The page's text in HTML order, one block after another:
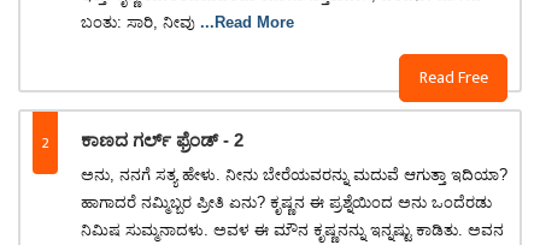
Read Free
ಬಂತು: ಸಾರಿ, ನೀವು ...Read More
2 ಕಾಣದ ಗರ್ಲ್ ಫ್ರೆಂಡ್ - 2
ಅನು, ನನಗೆ ಸತ್ಯ ಹೇಳು. ನೀನು ಬೇರೆಯವರನ್ನು ಮದುವೆ ಆಗುತ್ತಾ ಇದಿಯಾ?
ಹಾಗಾದರೆ ನಮ್ಮಿಬ್ಬರ ಪ್ರೀತಿ ಏನು? ಕೃಷ್ಣನ ಈ ಪ್ರಶ್ನೆಯಿಂದ ಅನು ಒಂದೆರಡು
ನಿಮಿಷ ಸುಮ್ಮನಾದಳು. ಅವಳ ಈ ಮೌನ ಕೃಷ್ಣನನ್ನು ಇನ್ನಷ್ಟು ಕಾಡಿತು. ಅವನ